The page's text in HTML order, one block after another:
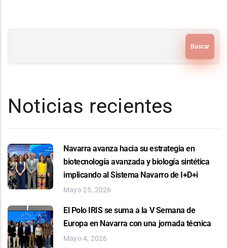
Noticias recientes
Navarra avanza hacia su estrategia en
biotecnología avanzada y biología sintética
implicando al Sistema Navarro de I+D+i
Mayo 25, 2026
El Polo IRIS se suma a la V Semana de
Europa en Navarra con una jornada técnica
Mayo 4, 2026